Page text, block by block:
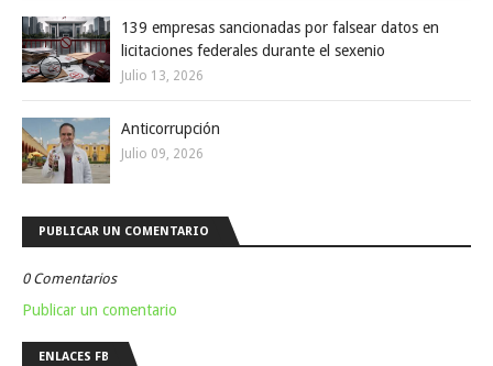
139 empresas sancionadas por falsear datos en
licitaciones federales durante el sexenio
Julio 13, 2026
Anticorrupción
Julio 09, 2026
PUBLICAR UN COMENTARIO
0 Comentarios
Publicar un comentario
ENLACES FB